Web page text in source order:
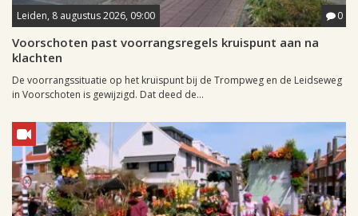
Leiden, 8 augustus 2026, 09:00 0
Voorschoten past voorrangsregels kruispunt aan na
klachten
De voorrangssituatie op het kruispunt bij de Trompweg en de Leidseweg
in Voorschoten is gewijzigd. Dat deed de...